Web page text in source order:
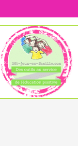
content